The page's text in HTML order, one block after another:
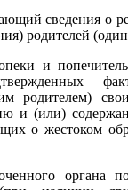
сведения о
родителей
и
родителем)
и (или)
о жестоком
органа